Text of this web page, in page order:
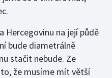
Hercegovinu na její půdě
bude diametrálně
stačit nebude. Ze
že musíme mít větší